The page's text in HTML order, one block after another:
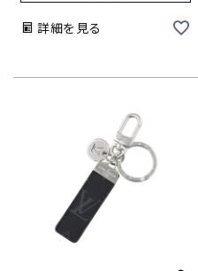
詳細を見る